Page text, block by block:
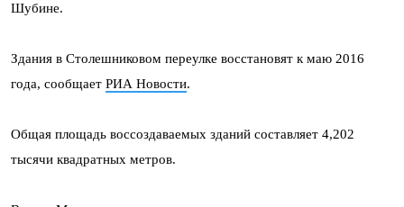
Шубине.
Здания в Столешниковом переулке восстановят к маю 2016
года, сообщает РИА Новости.
Общая площадь воссоздаваемых зданий составляет 4,202
тысячи квадратных метров.